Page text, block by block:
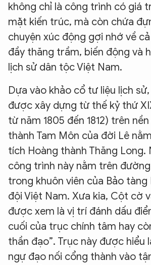
không chỉ là công trình có giá
mặt kiến trúc, mà còn chứa
chuyện xúc động gợi nhớ về
đầy thăng trầm, biến động và
lịch sử dân tộc Việt Nam.
Dựa vào khảo cổ tư liệu lịch
được xây dựng từ thế kỷ thứ
từ năm 1805 đến 1812) trên
thành Tam Môn của đời Lê
tích Hoàng thành Thăng Long.
công trình này nằm trên
trong khuôn viên của Bảo tàng
đội Việt Nam. Xưa kia, Cột cờ
được xem là vị trí đánh dấu
cuối của trục chính tâm hay
thần đạo”. Trục này được hiểu
ngự đạo nối cổng thành vào